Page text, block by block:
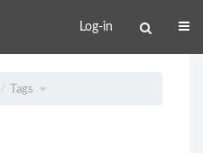
Log-in
Tags